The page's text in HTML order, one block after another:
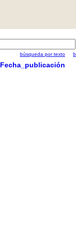
búsqueda por texto
Fecha_publicación